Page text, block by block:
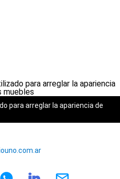
para arreglar la apariencia de